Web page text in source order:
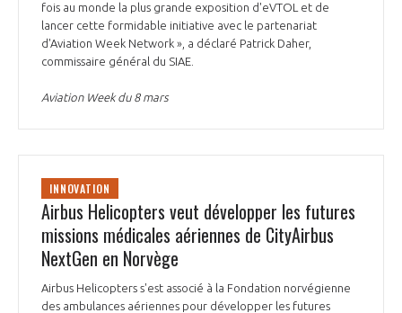
fois au monde la plus grande exposition d'eVTOL et de
lancer cette formidable initiative avec le partenariat
d'Aviation Week Network », a déclaré Patrick Daher,
commissaire général du SIAE.
Aviation Week du 8 mars
INNOVATION
Airbus Helicopters veut développer les futures
missions médicales aériennes de CityAirbus
NextGen en Norvège
Airbus Helicopters s'est associé à la Fondation norvégienne
des ambulances aériennes pour développer les futures